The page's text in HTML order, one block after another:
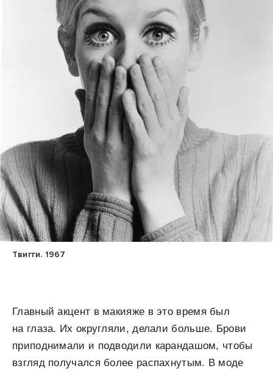
Твигги. 1967
Главный акцент в макияже в это время был
на глаза. Их округляли, делали больше. Брови
приподнимали и подводили карандашом, чтобы
взгляд получался более распахнутым. В моде